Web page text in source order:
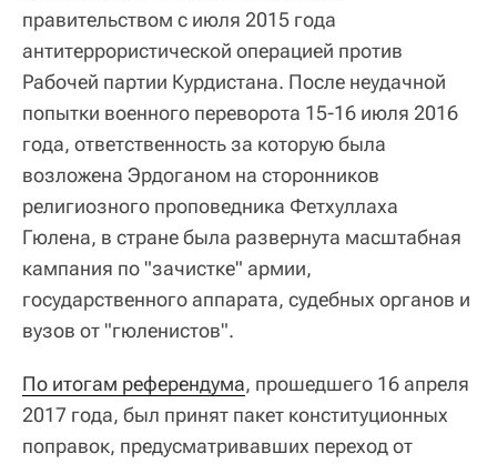
правительством с июля 2015 года
антитеррористической операцией против
Рабочей партии Курдистана. После неудачной
попытки военного переворота 15-16 июля 2016
года, ответственность за которую была
возложена Эрдоганом на сторонников
религиозного проповедника Фетхуллаха
Гюлена, в стране была развернута масштабная
кампания по "зачистке" армии,
государственного аппарата, судебных органов и
вузов от "гюленистов".
По итогам референдума, прошедшего 16 апреля
2017 года, был принят пакет конституционных
поправок, предусматривавших переход от